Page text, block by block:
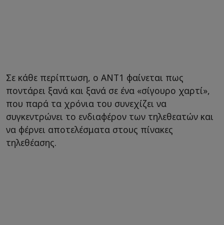
Σε κάθε περίπτωση, ο ΑΝΤ1 φαίνεται πως
ποντάρει ξανά και ξανά σε ένα «σίγουρο χαρτί»,
που παρά τα χρόνια του συνεχίζει να
συγκεντρώνει το ενδιαφέρον των τηλεθεατών και
να φέρνει αποτελέσματα στους πίνακες
τηλεθέασης.